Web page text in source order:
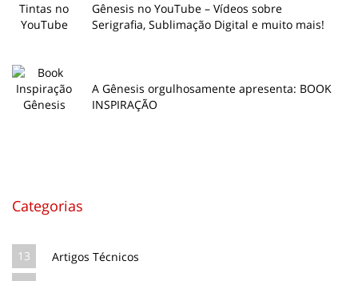
Gênesis no YouTube – Vídeos sobre
Serigrafia, Sublimação Digital e muito mais!
A Gênesis orgulhosamente apresenta: BOOK
INSPIRAÇÃO
Categorias
13
Artigos Técnicos